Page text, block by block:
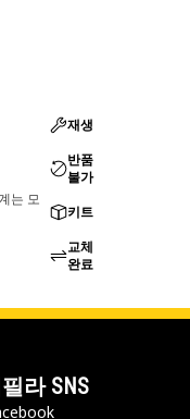
는 모
재생
반품
불가
키트
교체
완료
라 SNS